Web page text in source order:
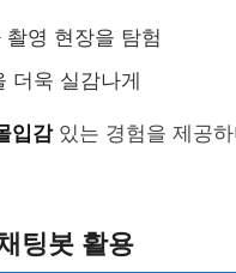
영 현장을 탐험
더욱 실감나게
입감있는 경험을 제공
팅봇 활용